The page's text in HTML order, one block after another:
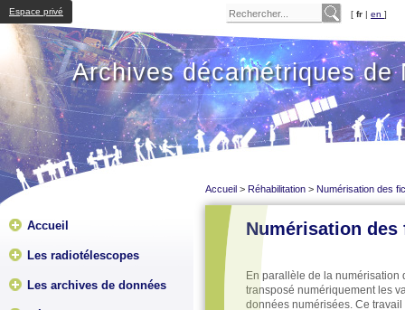
Espace privé [ fr | en ]
Archives décamétriques de
Accueil
Les radiotélescopes
Les archives de données
Accueil > Réhabilitation > Numérisation des
Numérisation des
En parallèle de la numérisation
transposé numériquement les
données numérisées. Ce